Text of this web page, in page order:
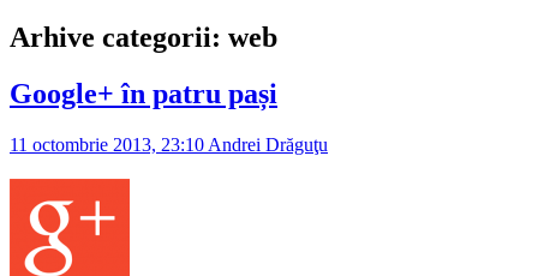
Arhive categorii: web
Google+ în patru pași
11 octombrie 2013, 23:10 Andrei Drăguţu